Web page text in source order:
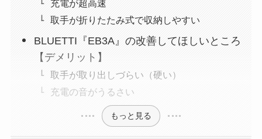
充電が超高速
取手が折りたたみ式で収納しやすい
BLUETTI『EB3A』の改善してほしいところ
【デメリット】
取手が取り出しづらい（硬い）
充電の音がうるさい
もっと見る